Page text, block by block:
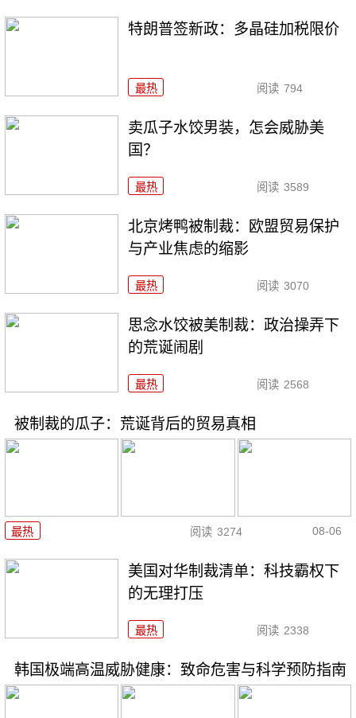
特朗普签新政：多晶硅加税限价
最热 阅读 794
卖瓜子水饺男装，怎会威胁美
国？
最热 阅读 3589
北京烤鸭被制裁：欧盟贸易保护
与产业焦虑的缩影
最热 阅读 3070
思念水饺被美制裁：政治操弄下
的荒诞闹剧
最热 阅读 2568
被制裁的瓜子：荒诞背后的贸易真相
最热 阅读 3274 08-06
美国对华制裁清单：科技霸权下
的无理打压
最热 阅读 2338
韩国极端高温威胁健康：致命危害与科学预防指南